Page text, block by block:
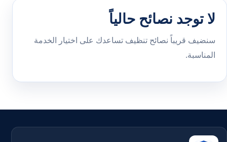
لا توجد نصائح حالياً
سنضيف قريباً نصائح تنظيف تساعدك على اختيار الخدمة
المناسبة.